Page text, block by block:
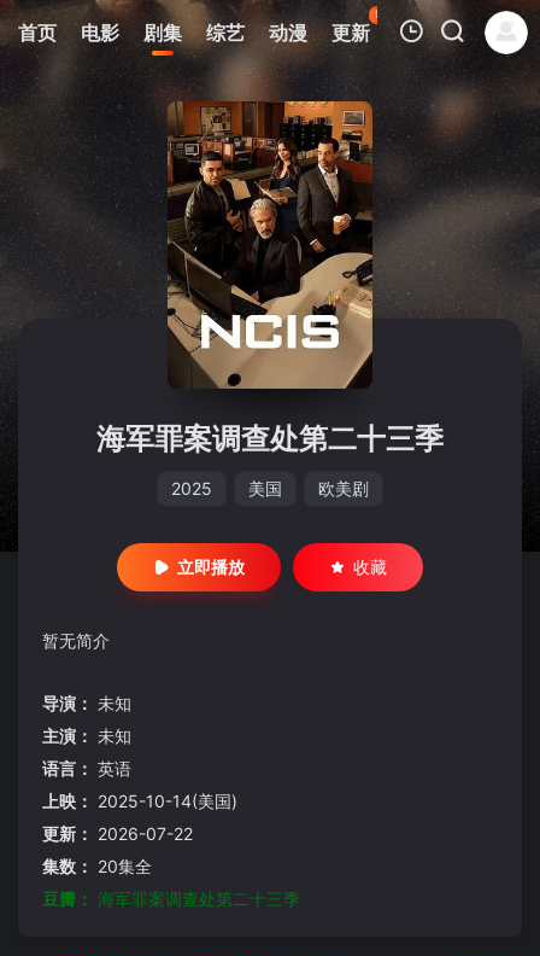
首页 电影 剧集 综艺 动漫 更新
95
热榜 APP
我的观影记录
暂无观看影片的记录
海军罪案调查处第二十三季
2025 美国 欧美剧
立即播放 收藏
暂无简介
导演： 未知
主演： 未知
语言： 英语
上映： 2025-10-14(美国)
更新： 2026-07-22
集数： 20集全
豆瓣： 海军罪案调查处第二十三季